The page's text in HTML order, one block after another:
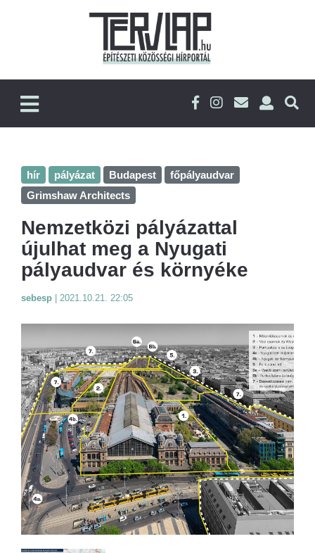
hír pályázat Budapest
főpályaudvar
Grimshaw Architects
Nemzetközi pályázattal
újulhat meg a Nyugati
pályaudvar és környéke
sebesp 2021.10.21. 22:05